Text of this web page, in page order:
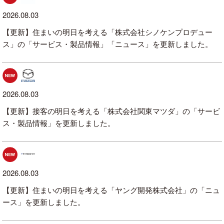
2026.08.03
【更新】住まいの明日を考える「株式会社シノケンプロデュー
ス」の「サービス・製品情報」「ニュース」を更新しました。
2026.08.03
【更新】接客の明日を考える「株式会社関東マツダ」の「サービ
ス・製品情報」を更新しました。
2026.08.03
【更新】住まいの明日を考える「ヤング開発株式会社」の「ニュ
ース」を更新しました。